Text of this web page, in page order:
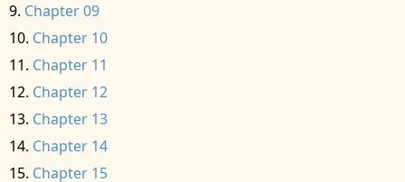
Chapter 09
Chapter 10
Chapter 11
Chapter 12
Chapter 13
Chapter 14
Chapter 15